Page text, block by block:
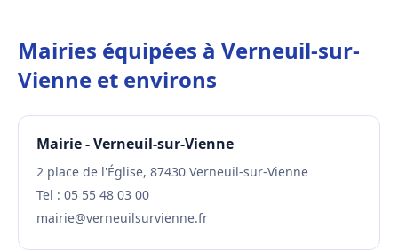
Mairies équipées à Verneuil-sur-
Vienne et environs
Mairie - Verneuil-sur-Vienne
2 place de l'Église, 87430 Verneuil-sur-Vienne
Tel : 05 55 48 03 00
mairie@verneuilsurvienne.fr